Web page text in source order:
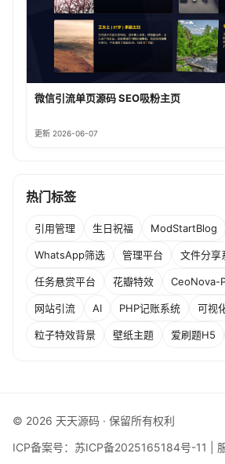
微信引流单页源码 SEO吸粉主页
更新 2026-06-07
热门标签
引用管理 生日祝福 ModStartBlog
WhatsApp筛选 管理平台 文件分享
任务悬赏平台 花瓣特效 CeoNova-
网站引流 AI PHP记账系统 可视
粒子特效背景 壁纸主题 爱刷题H5
© 2026 天天源码 · 保留所有权利
ICP备案号： 苏ICP备2025165184号-11